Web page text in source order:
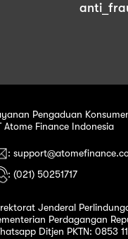
Pengaduan
Atome Finance Indonesia
:
: (021) 50251717
Jenderal
Perdagangan
Ditjen PKTN: 0853